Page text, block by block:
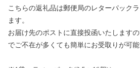
こちらの返礼品は郵便局のレターパック
ます。
お届け先のポストに直接投函いたします
でご不在が多くても簡単にお受取りが可能